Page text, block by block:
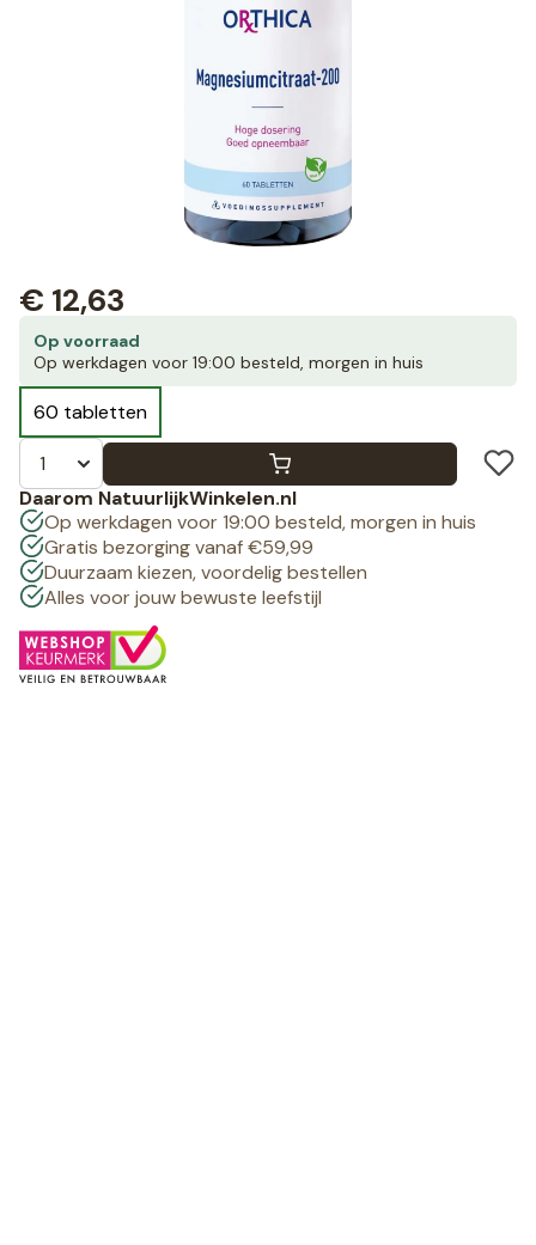
Op voorraad
Op werkdagen voor 19:00 besteld, morgen in huis
60 tabletten
€ 12,63
Daarom NatuurlijkWinkelen.nl
Op werkdagen voor 19:00 besteld, morgen in huis
Gratis bezorging vanaf €59,99
Duurzaam kiezen, voordelig bestellen
Alles voor jouw bewuste leefstijl